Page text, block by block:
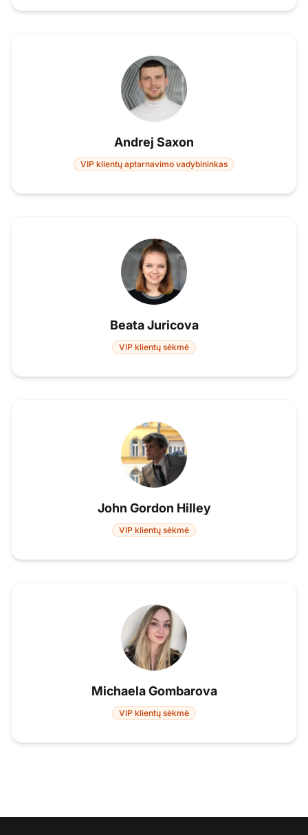
Andrej Saxon
VIP klientų aptarnavimo vadybininkas
Beata Juricova
VIP klientų sėkmė
John Gordon Hilley
VIP klientų sėkmė
Michaela Gombarova
VIP klientų sėkmė